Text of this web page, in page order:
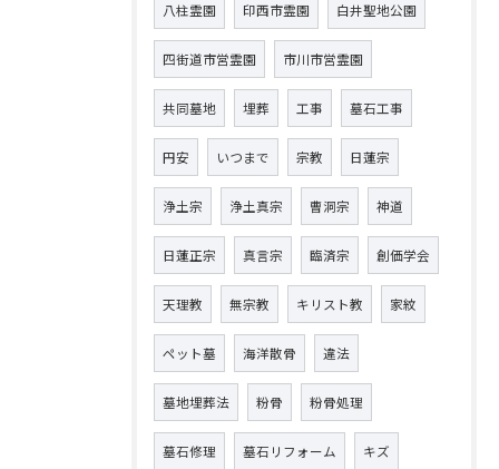
八柱霊園 印西市霊園 白井聖地公園
四街道市営霊園 市川市営霊園
共同墓地 埋葬 工事 墓石工事
円安 いつまで 宗教 日蓮宗
浄土宗 浄土真宗 曹洞宗 神道
日蓮正宗 真言宗 臨済宗 創価学会
天理教 無宗教 キリスト教 家紋
ペット墓 海洋散骨 違法
墓地埋葬法 粉骨 粉骨処理
墓石修理 墓石リフォーム キズ